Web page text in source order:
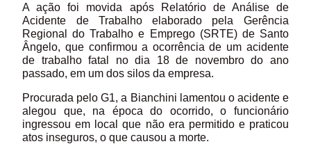
A ação foi movida após Relatório de Análise de
Acidente de Trabalho elaborado pela Gerência
Regional do Trabalho e Emprego (SRTE) de Santo
Ângelo, que confirmou a ocorrência de um acidente
de trabalho fatal no dia 18 de novembro do ano
passado, em um dos silos da empresa.
Procurada pelo G1, a Bianchini lamentou o acidente e
alegou que, na época do ocorrido, o funcionário
ingressou em local que não era permitido e praticou
atos inseguros, o que causou a morte.